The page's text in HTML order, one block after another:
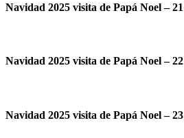
Navidad 2025 visita de Papá Noel – 21
Navidad 2025 visita de Papá Noel – 22
Navidad 2025 visita de Papá Noel – 23